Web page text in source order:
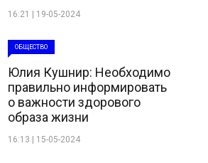
16:21 | 19-05-2024
ОБЩЕСТВО
Юлия Кушнир: Необходимо
правильно информировать
о важности здорового
образа жизни
16:13 | 15-05-2024